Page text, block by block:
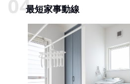
最短家事動線